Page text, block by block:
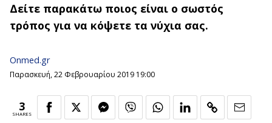
Δείτε παρακάτω ποιος είναι ο σωστός
τρόπος για να κόψετε τα νύχια σας.
Onmed.gr
Παρασκευή, 22 Φεβρουαρίου 2019 19:00
3
SHARES